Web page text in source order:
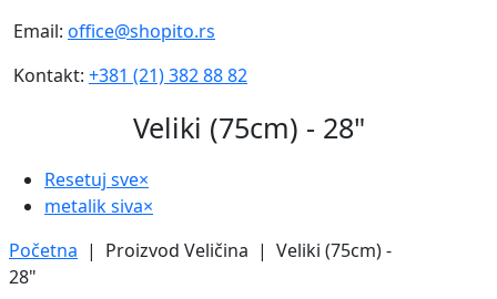
Email: office@shopito.rs
Kontakt: +381 (21) 382 88 82
Veliki (75cm) - 28"
Resetuj sve×
metalik siva×
Početna | Proizvod Veličina | Veliki (75cm) -
28"